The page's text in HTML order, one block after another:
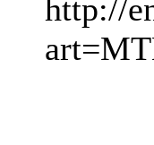
http://